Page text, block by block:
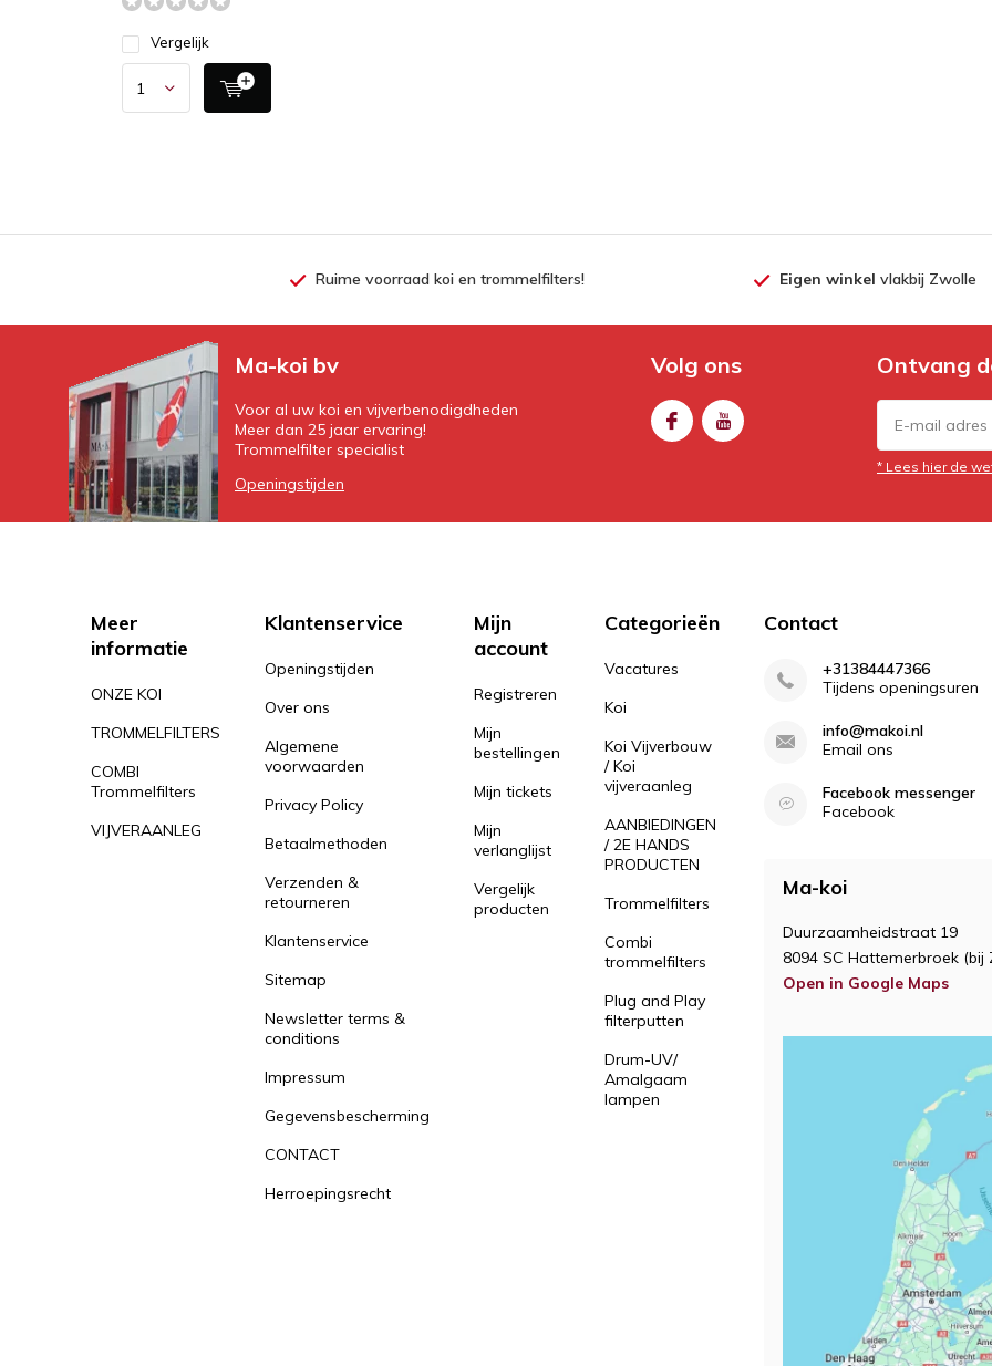
Vergelijk
Ruime voorraad koi en trommelfilters! Eigen winkel vlakbij Zwolle
Ma-koi bv
Voor al uw koi en vijverbenodigdheden
Meer dan 25 jaar ervaring!
Trommelfilter specialist
Openingstijden
Volg ons Ontvang
* Lees hier de
Meer
informatie
ONZE KOI
TROMMELFILTERS
COMBI
Trommelfilters
VIJVERAANLEG
Klantenservice
Openingstijden
Over ons
Algemene
voorwaarden
Privacy Policy
Betaalmethoden
Verzenden &
retourneren
Klantenservice
Sitemap
Newsletter terms &
conditions
Impressum
Gegevensbescherming
CONTACT
Herroepingsrecht
Mijn
account
Registreren
Mijn
bestellingen
Mijn tickets
Mijn
verlanglijst
Vergelijk
producten
Categorieën
Vacatures
Koi
Koi Vijverbouw
/ Koi
vijveraanleg
AANBIEDINGEN
/ 2E HANDS
PRODUCTEN
Trommelfilters
Combi
trommelfilters
Plug and Play
filterputten
Drum-UV/
Amalgaam
lampen
Contact
+31384447366
Tijdens openingsuren
info@makoi.nl
Email ons
Facebook messenger
Facebook
Ma-koi
Duurzaamheidstraat 19
8094 SC Hattemerbroek (bij
Open in Google Maps